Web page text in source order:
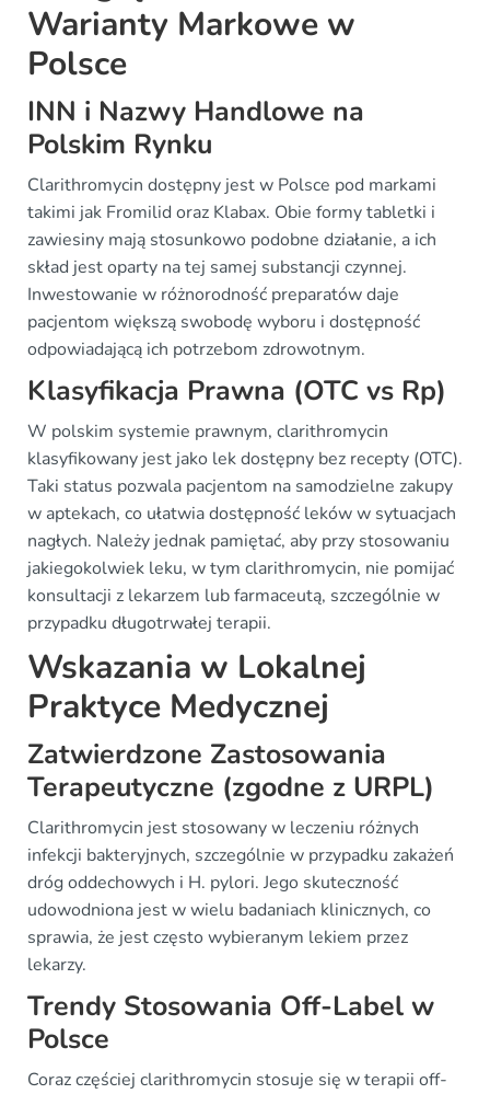
Warianty Markowe w
Polsce
INN i Nazwy Handlowe na
Polskim Rynku
Clarithromycin dostępny jest w Polsce pod markami
takimi jak Fromilid oraz Klabax. Obie formy tabletki i
zawiesiny mają stosunkowo podobne działanie, a ich
skład jest oparty na tej samej substancji czynnej.
Inwestowanie w różnorodność preparatów daje
pacjentom większą swobodę wyboru i dostępność
odpowiadającą ich potrzebom zdrowotnym.
Klasyfikacja Prawna (OTC vs Rp)
W polskim systemie prawnym, clarithromycin
klasyfikowany jest jako lek dostępny bez recepty (OTC).
Taki status pozwala pacjentom na samodzielne zakupy
w aptekach, co ułatwia dostępność leków w sytuacjach
nagłych. Należy jednak pamiętać, aby przy stosowaniu
jakiegokolwiek leku, w tym clarithromycin, nie pomijać
konsultacji z lekarzem lub farmaceutą, szczególnie w
przypadku długotrwałej terapii.
Wskazania w Lokalnej
Praktyce Medycznej
Zatwierdzone Zastosowania
Terapeutyczne (zgodne z URPL)
Clarithromycin jest stosowany w leczeniu różnych
infekcji bakteryjnych, szczególnie w przypadku zakażeń
dróg oddechowych i H. pylori. Jego skuteczność
udowodniona jest w wielu badaniach klinicznych, co
sprawia, że jest często wybieranym lekiem przez
lekarzy.
Trendy Stosowania Off-Label w
Polsce
Coraz częściej clarithromycin stosuje się w terapii off-